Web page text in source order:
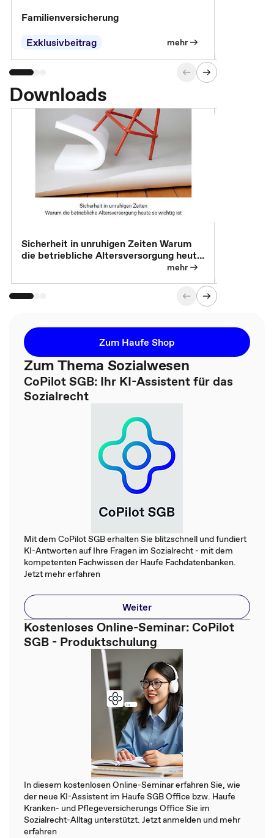
Familienversicherung
Exklusivbeitrag
mehr
Downloads
Sicherheit in unruhigen Zeiten Warum
die betriebliche Altersversorgung heute
mehr
Zum Haufe Shop
Zum Thema Sozialwesen
CoPilot SGB: Ihr KI-Assistent für das
Sozialrecht
Mit dem CoPilot SGB erhalten Sie blitzschnell und fundiert
KI-Antworten auf Ihre Fragen im Sozialrecht - mit dem
kompetenten Fachwissen der Haufe Fachdatenbanken.
Jetzt mehr erfahren
Weiter
Kostenloses Online-Seminar: CoPilot
SGB - Produktschulung
In diesem kostenlosen Online-Seminar erfahren Sie, wie
der neue KI-Assistent im Haufe SGB Office bzw. Haufe
Kranken- und Pflegeversicherungs Office Sie im
Sozialrecht-Alltag unterstützt. Jetzt anmelden und mehr
erfahren